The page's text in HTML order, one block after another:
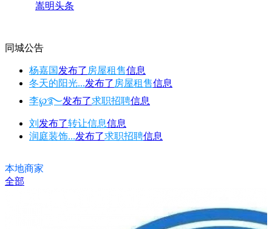
嵩明头条
同城公告
杨嘉国发布了 房屋租售信息
冬天的阳光...发布了 房屋租售信息
李℘࿐发布了求职招聘信息
刘 发布了转让信息信息
润庭装饰...发布了求职招聘信息
本地商家
全部